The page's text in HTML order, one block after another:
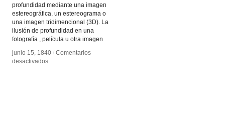
profundidad mediante una imagen
estereográfica, un estereograma o
una imagen tridimencional (3D). La
ilusión de profundidad en una
fotografía , película u otra imagen
junio 15, 1840 / Comentarios
desactivadosen
junio 15, 1840 / Comentarios
desactivadosen